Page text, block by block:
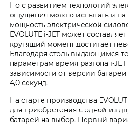
Но с развитием технологий
ощущения можно испытать и на
мощность электрической
EVOLUTE i‑JET может
крутящий момент достигает
Благодаря столь выдающимся
параметрам время разгона i‑JET
зависимости от версии батареи
4,0 секунд.
На старте производства
для приобретения с одной из
батарей на выбор. Первый